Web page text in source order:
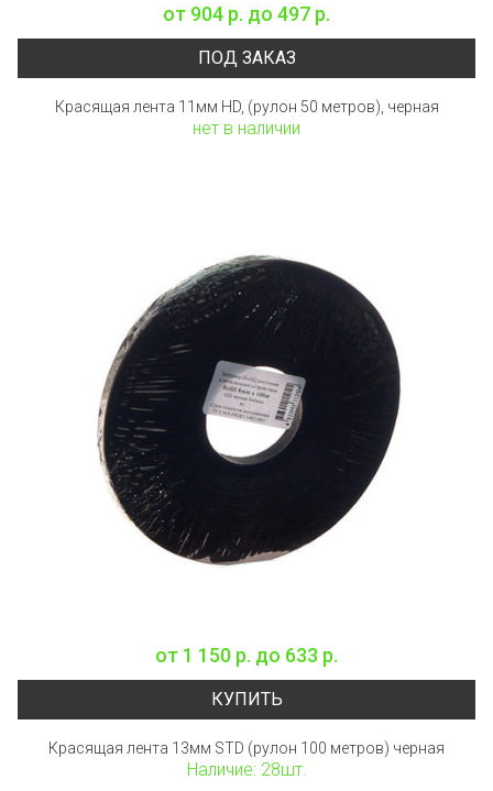
от 904 р. до 497 р.
ПОД ЗАКАЗ
Красящая лента 11мм HD, (рулон 50 метров), черная
нет в наличии
от 1 150 р. до 633 р.
КУПИТЬ
Красящая лента 13мм STD (рулон 100 метров) черная
Наличие: 28шт.